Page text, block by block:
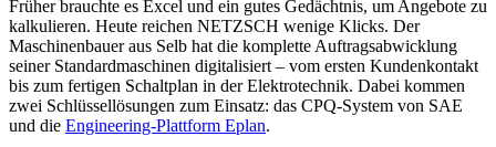
Früher brauchte es Excel und ein gutes Gedächtnis, um Angebote zu
kalkulieren. Heute reichen NETZSCH wenige Klicks. Der
Maschinenbauer aus Selb hat die komplette Auftragsabwicklung
seiner Standardmaschinen digitalisiert – vom ersten Kundenkontakt
bis zum fertigen Schaltplan in der Elektrotechnik. Dabei kommen
zwei Schlüssellösungen zum Einsatz: das CPQ-System von SAE
und die Engineering-Plattform Eplan.